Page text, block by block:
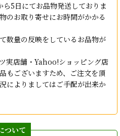
ら5日にてお品物発送しておりま
のお取り寄せにお時間がかかる
数量の反映をしているお品物が
実店舗・Yahoo!ショッピング店
もございますため、ご注文を頂
によりましてはご手配が出来か